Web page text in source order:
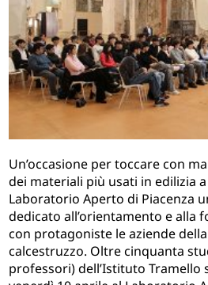
Un’occasione per toccare con
dei materiali più usati in edilizia
Laboratorio Aperto di Piacenza
dedicato all’orientamento e alla
con protagoniste le aziende
calcestruzzo. Oltre cinquanta
professori) dell’Istituto Tramello